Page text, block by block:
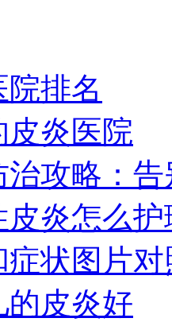
排名
炎医院
攻略：
皮炎怎么
症状图片
皮炎好